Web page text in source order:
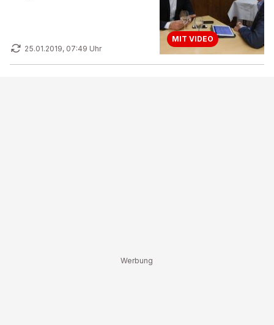
25.01.2019, 07:49 Uhr
MIT VIDEO